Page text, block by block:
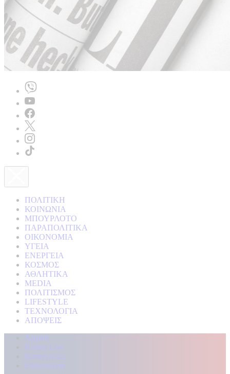
ΠΟΛΙΤΙΚΗ
ΚΟΙΝΩΝΙΑ
ΜΠΟΥΡΛΟΤΟ
ΠΑΡΑΠΟΛΙΤΙΚΑ
ΟΙΚΟΝΟΜΙΑ
ΥΓΕΙΑ
ΕΝΕΡΓΕΙΑ
ΚΟΣΜΟΣ
ΑΘΛΗΤΙΚΑ
MEDIA
ΠΟΛΙΤΙΣΜΟΣ
LIFESTYLE
ΤΕΧΝΟΛΟΓΙΑ
ΑΠΟΨΕΙΣ
Αρχική
Kontra Live
Καταγγελίες
Επικοινωνία